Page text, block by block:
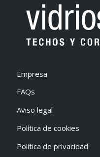
Empresa
FAQs
Aviso legal
Política de cookies
Política de privacidad